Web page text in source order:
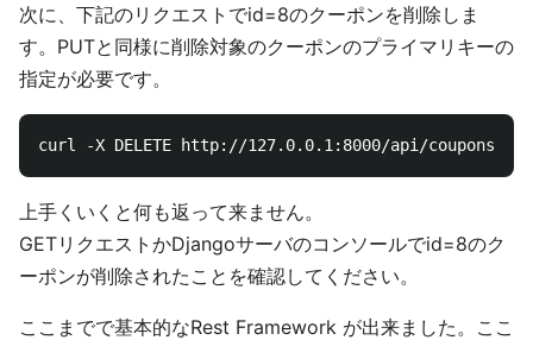
次に、下記のリクエストでid=8のクーポンを削除しま
す。PUTと同様に削除対象のクーポンのプライマリキーの
指定が必要です。
上手くいくと何も返って来ません。
GETリクエストかDjangoサーバのコンソールでid=8のク
ーポンが削除されたことを確認してください。
ここまでで基本的なRest Framework が出来ました。ここ